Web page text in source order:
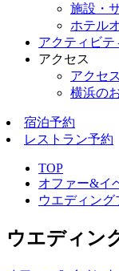
施設・
ホテル
アクティビテ
アクセス
アクセス
横浜の
宿泊予約
レストラン予約
TOP
オファー&イ
ウエディング
ウエディン